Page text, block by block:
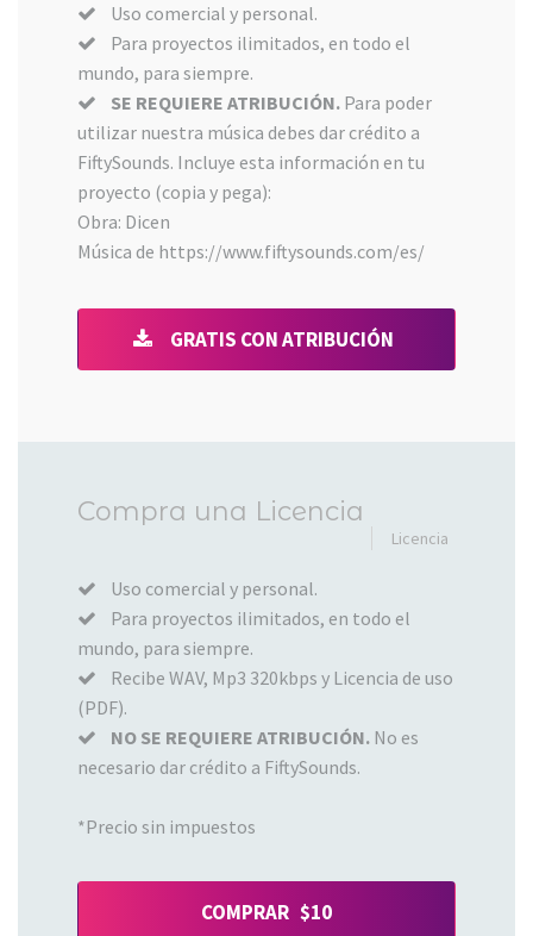
Uso comercial y personal.
Para proyectos ilimitados, en todo el
mundo, para siempre.
SE REQUIERE ATRIBUCIÓN. Para poder
utilizar nuestra música debes dar crédito a
FiftySounds. Incluye esta información en tu
proyecto (copia y pega):
Obra: Dicen
Música de https://www.fiftysounds.com/es/
GRATIS CON ATRIBUCIÓN
Compra una Licencia
Licencia
Uso comercial y personal.
Para proyectos ilimitados, en todo el
mundo, para siempre.
Recibe WAV, Mp3 320kbps y Licencia de uso
(PDF).
NO SE REQUIERE ATRIBUCIÓN. No es
necesario dar crédito a FiftySounds.
*Precio sin impuestos
COMPRAR $10